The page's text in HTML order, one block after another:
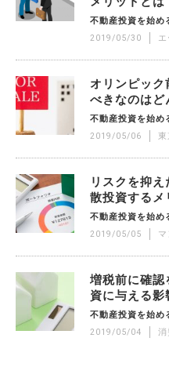
不動産投資を始め
2019/05/30
オリンピック
べきなのはど
不動産投資を始め
2019/05/06 東
リスクを抑
散投資するメ
不動産投資を始め
2019/05/05
増税前に確認
資に与える影
不動産投資を始め
2019/05/04 消